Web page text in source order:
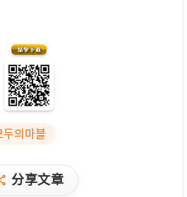
두의마블
分享文章